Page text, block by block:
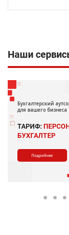
Наши
Бухгалтерский
для вашего бизнеса
ТАРИФ:
БУХГАЛТЕР
Подробнее